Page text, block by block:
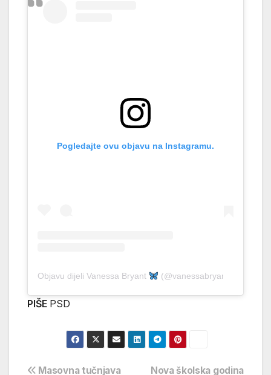
Pogledajte ovu objavu na Instagramu.
Objavu dijeli Vanessa Bryant (@vanessabryant)
PIŠE PSD
Nova školska godina
Masovna tučnjava